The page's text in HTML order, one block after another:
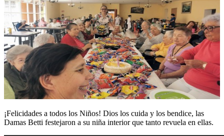
¡Felicidades a todos los Niños! Dios los cuida y los bendice, las
Damas Betti festejaron a su niña interior que tanto revuela en ellas.